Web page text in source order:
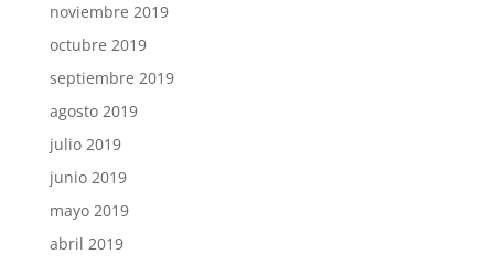
noviembre 2019
octubre 2019
septiembre 2019
agosto 2019
julio 2019
junio 2019
mayo 2019
abril 2019